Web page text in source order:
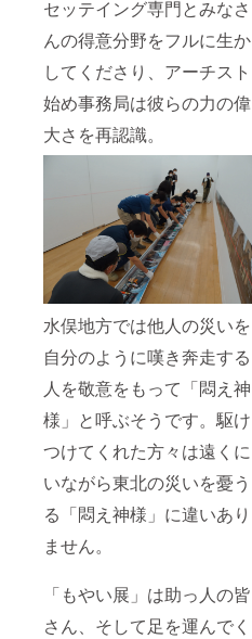
セッテイング専門とみなさ
んの得意分野をフルに生か
してくださり、アーチスト
始め事務局は彼らの力の偉
大さを再認識。
水俣地方では他人の災いを
自分のように嘆き奔走する
人を敬意をもって「悶え神
様」と呼ぶそうです。駆け
つけてくれた方々は遠くに
いながら東北の災いを憂う
る「悶え神様」に違いあり
ません。
「もやい展」は助っ人の皆
さん、そして足を運んでく